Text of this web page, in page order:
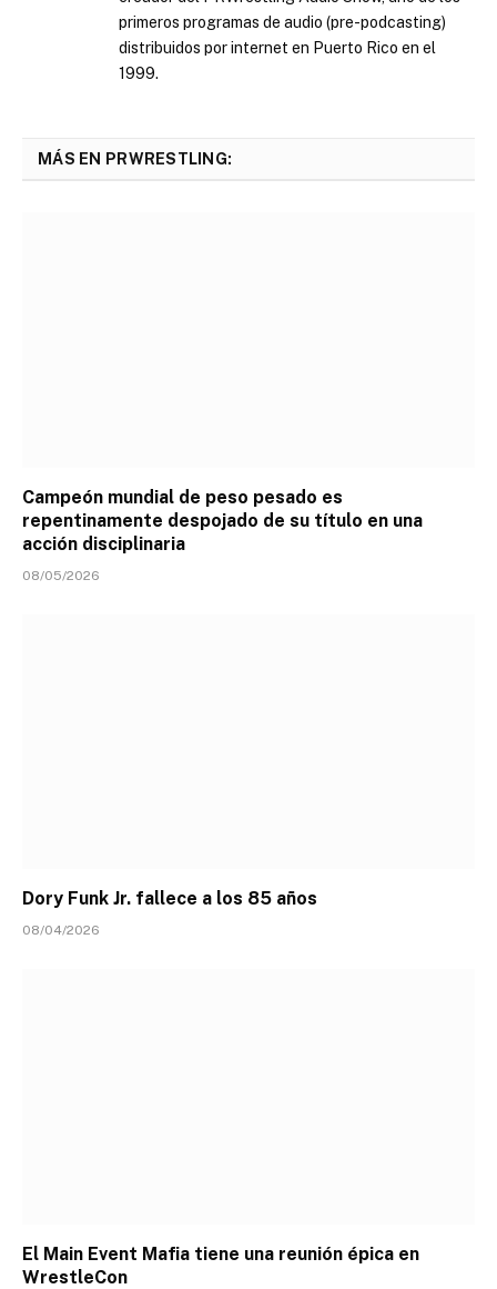
primeros programas de audio (pre-podcasting)
distribuidos por internet en Puerto Rico en el
1999.
MÁS EN PRWRESTLING:
Campeón mundial de peso pesado es
repentinamente despojado de su título en una
acción disciplinaria
08/05/2026
Dory Funk Jr. fallece a los 85 años
08/04/2026
El Main Event Mafia tiene una reunión épica en
WrestleCon